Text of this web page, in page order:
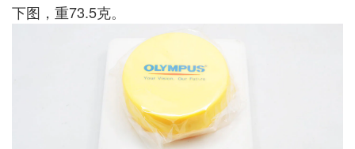
下图，重73.5克。